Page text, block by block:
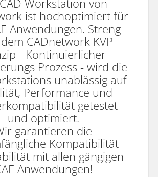
CAD Workstation von
ist hochoptimiert für
Anwendungen. Streng
CADnetwork KVP
- Kontinuierlicher
Prozess - wird die
unablässig auf
Performance und
getestet
und optimiert.
garantieren die
Kompatibilität
mit allen gängigen
Anwendungen!